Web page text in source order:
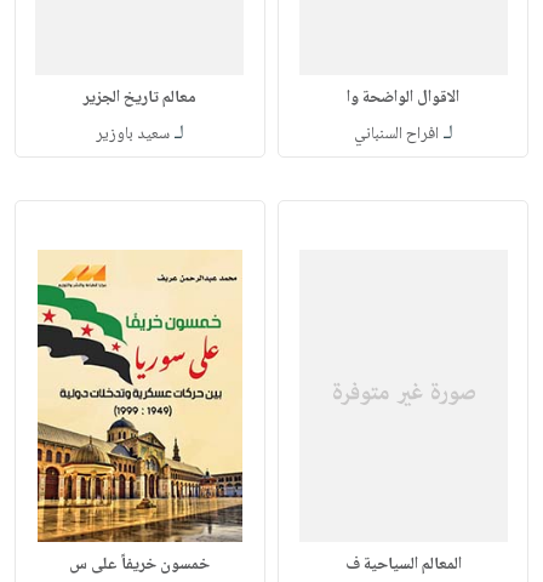
الاقوال الواضحة وا
لـ افراح السنباني
معالم تاريخ الجزير
لـسعيد باوزير
المعالم السياحية ف خمسون خريفاً على س